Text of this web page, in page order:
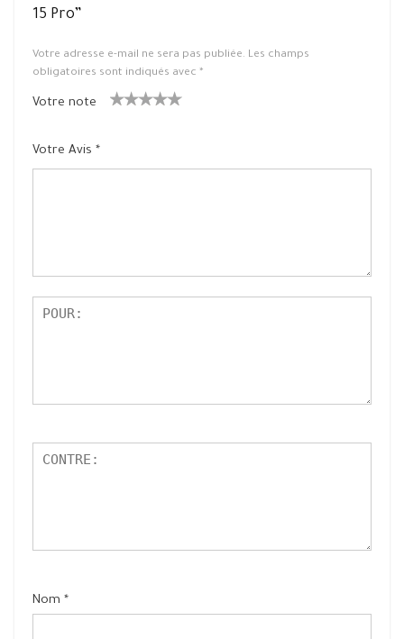
15 Pro”
Votre adresse e-mail ne sera pas publiée. Les champs
obligatoires sont indiqués avec *
Votre note
oil
sur
Votre Avis *
Nom *